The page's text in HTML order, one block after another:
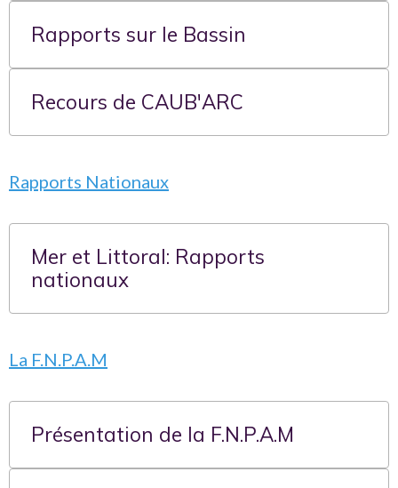
Rapports sur le Bassin
Recours de CAUB'ARC
Rapports Nationaux
Mer et Littoral: Rapports
nationaux
La F.N.P.A.M
Présentation de la F.N.P.A.M